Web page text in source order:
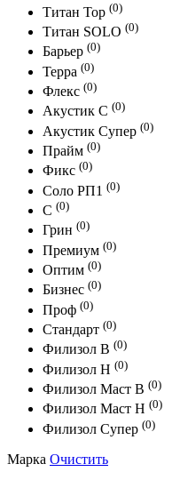
Титан Top (0)
Титан SOLO (0)
Барьер (0)
Терра (0)
Флекс (0)
Акустик С (0)
Акустик Супер (0)
Прайм (0)
Фикс (0)
Соло РП1 (0)
С (0)
Грин (0)
Премиум (0)
Оптим (0)
Бизнес (0)
Проф (0)
Стандарт (0)
Филизол В (0)
Филизол Н (0)
Филизол Маст В (0)
Филизол Маст Н (0)
Филизол Супер (0)
Марка Очистить